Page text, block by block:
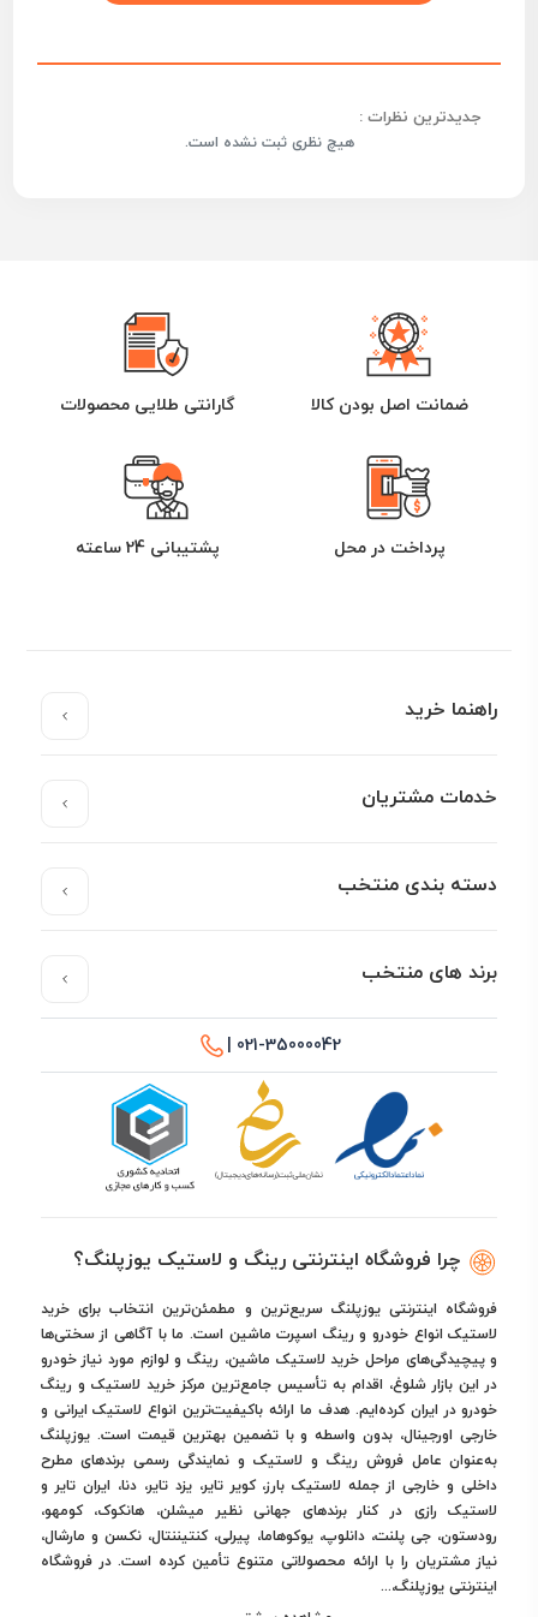
جدیدترین نظرات :
هیچ نظری ثبت نشده است.
ضمانت اصل بودن کالا گارانتی طلایی محصولات
پرداخت در محل پشتیبانی 24 ساعته
راهنما خرید
خدمات مشتریان
دسته بندی منتخب
برند های منتخب
021-35000042 |
چرا فروشگاه اینترنتی رینگ و لاستیک یوزپلنگ؟
فروشگاه اینترنتی یوزپلنگ سریع‌ترین و مطمئن‌ترین انتخاب برای خرید
لاستیک انواع خودرو و رینگ اسپرت ماشین است. ما با آگاهی از سختی‌ها
و پیچیدگی‌های مراحل خرید لاستیک ماشین، رینگ و لوازم مورد نیاز خودرو
در این بازار شلوغ، اقدام به تأسیس جامع‌ترین مرکز خرید لاستیک و رینگ
خودرو در ایران کرده‌ایم. هدف ما ارائه باکیفیت‌ترین انواع لاستیک ایرانی و
خارجی اورجینال، بدون واسطه و با تضمین بهترین قیمت است. یوزپلنگ
به‌عنوان عامل فروش رینگ و لاستیک و نمایندگی رسمی برندهای مطرح
داخلی و خارجی از جمله لاستیک بارز، کویر تایر، یزد تایر، دنا، ایران تایر و
لاستیک رازی در کنار برندهای جهانی نظیر میشلن، هانکوک، کومهو،
رودستون، جی پلنت، دانلوپ، یوکوهاما، پیرلی، کنتیننتال، نکسن و مارشال،
نیاز مشتریان را با ارائه محصولاتی متنوع تأمین کرده است. در فروشگاه
اینترنتی یوزپلنگ،...